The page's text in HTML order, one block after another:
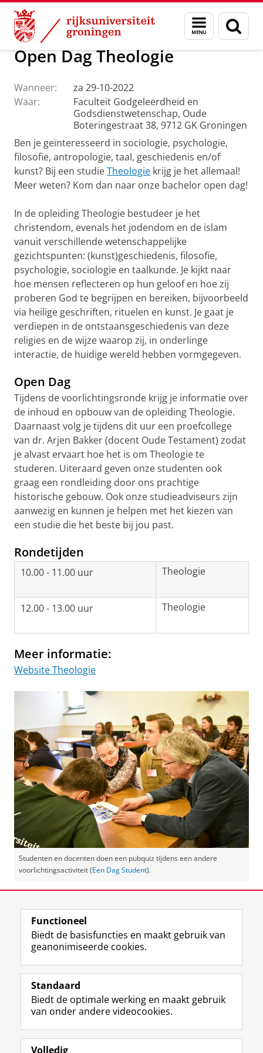
Skip
Content
Skip
Navigation
Menu
en
zoeken
Faculteit Religie, Cultuur en Maatschappij Agenda
Open Dag Theologie
Wanneer:
za 29-10-2022
Waar:
Faculteit Godgeleerdheid en
Godsdienstwetenschap, Oude
Boteringestraat 38, 9712 GK Groningen
Ben je geïnteresseerd in sociologie, psychologie,
filosofie, antropologie, taal, geschiedenis en/of
kunst? Bij een studieTheologie krijg je het allemaal!
Meer weten? Kom dan naar onze bachelor open dag!
In de opleiding Theologie bestudeer je het
christendom, evenals het jodendom en de islam
vanuit verschillende wetenschappelijke
gezichtspunten: (kunst)geschiedenis, filosofie,
psychologie, sociologie en taalkunde. Je kijkt naar
hoe mensen reflecteren op hun geloof en hoe zij
proberen God te begrijpen en bereiken, bijvoorbeeld
via heilige geschriften, rituelen en kunst. Je gaat je
verdiepen in de ontstaansgeschiedenis van deze
religies en de wijze waarop zij, in onderlinge
interactie, de huidige wereld hebben vormgegeven.
Open Dag
Tijdens de voorlichtingsronde krijg je informatie over
de inhoud en opbouw van de opleiding Theologie.
Daarnaast volg je tijdens dit uur een proefcollege
van dr. Arjen Bakker (docent Oude Testament) zodat
je alvast ervaart hoe het is om Theologie te
studeren. Uiteraard geven onze studenten ook
graag een rondleiding door ons prachtige
historische gebouw. Ook onze studieadviseurs zijn
aanwezig en kunnen je helpen met het kiezen van
een studie die het beste bij jou past.
Rondetijden
10.00 - 11.00 uur Theologie
12.00 - 13.00 uur Theologie
Meer informatie:
Website Theologie
Studenten en docenten doen een pubquiz tijdens een andere
voorlichtingsactiviteit (Een Dag Student).
Volg de RUG
F
a
e
b
o
L
i
k
e
I
R
S
-
f
e
I
n
t
r
Y
o
T
e
Studiekiezers
Alumni
Functioneel
Biedt de basisfuncties en maakt gebruik van
geanonimiseerde cookies.
Standaard
Biedt de optimale werking en maakt gebruik
van onder andere videocookies.
Volledig